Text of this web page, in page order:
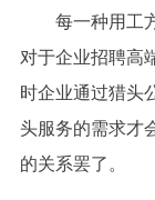
每一种用工方
对于企业招聘高
时企业通过猎头
头服务的需求才
的关系罢了。